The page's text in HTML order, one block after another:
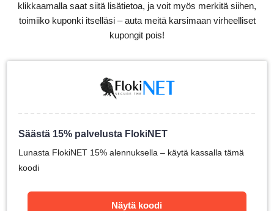
klikkaamalla saat siitä lisätietoa, ja voit myös merkitä siihen,
toimiiko kuponki itselläsi – auta meitä karsimaan virheelliset
kupongit pois!
Säästä 15% palvelusta FlokiNET
Lunasta FlokiNET 15% alennuksella – käytä kassalla tämä
koodi
Näytä koodi